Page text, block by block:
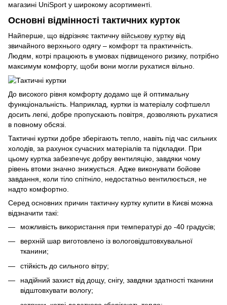
магазині UniSport у широкому асортименті.
Основні відмінності тактичних курток
Найперше, що відрізняє тактичну військову куртку від
звичайного верхнього одягу – комфорт та практичність.
Людям, котрі працюють в умовах підвищеного ризику, потрібно
максимум комфорту, щоби вони могли рухатися вільно.
До високого рівня комфорту додамо ще й оптимальну
функціональність. Наприклад, куртки із матеріалу софтшелл
досить легкі, добре пропускають повітря, дозволяють рухатися
в повному обсязі.
Тактичні куртки добре зберігають тепло, навіть під час сильних
холодів, за рахунок сучасних матеріалів та підкладки. При
цьому куртка забезпечує добру вентиляцію, завдяки чому
рівень втоми значно знижується. Адже виконувати бойове
завдання, коли тіло спітніло, недостатньо вентилюється, не
надто комфортно.
Серед основних причин тактичну куртку купити в Києві можна
відзначити такі:
можливість використання при температурі до -40 градусів;
верхній шар виготовлено із вологовідштовхувальної
тканини;
стійкість до сильного вітру;
надійний захист від дощу, снігу, завдяки здатності тканини
відштовхувати вологу;